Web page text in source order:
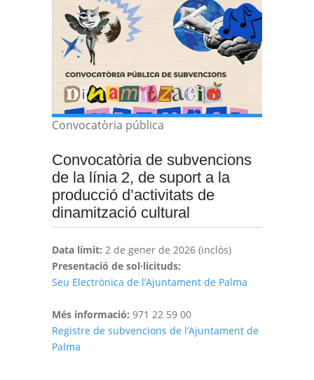
Convocatòria pública
Convocatòria de subvencions
de la línia 2, de suport a la
producció d’activitats de
dinamització cultural
Data límit: 2 de gener de 2026 (inclòs)
Presentació de sol·licituds:
Seu Electrònica de l’Ajuntament de Palma
Més informació: 971 22 59 00
Registre de subvencions de l’Ajuntament de
Palma